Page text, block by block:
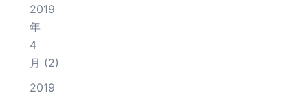
2019
年
4
月 (2)
2019